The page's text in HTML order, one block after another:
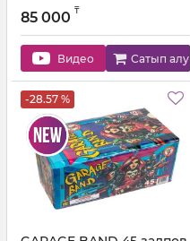
85 000 ₸
Видео Сатып алу
-28.57 %